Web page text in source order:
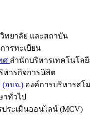
ทยาลัย และสถาบัน
ารทะเบียน
ศ สำนักบริหารเทคโนโล
หารกิจการนิสิต
อบจ.) องค์การบริหารสโ
าทั่วไป
ประเมินออนไลน์ (MCV)